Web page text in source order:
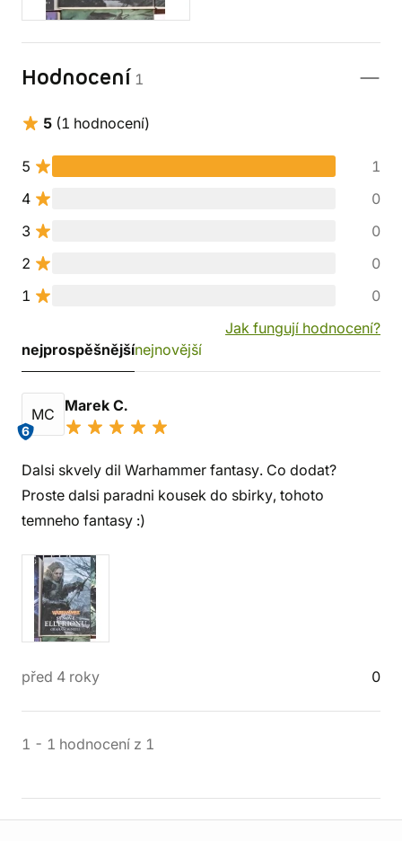
Hodnocení 1
5 (1 hodnocení)
5
1
4
0
3
0
2
0
1
0
Jak fungují hodnocení?
nejprospěšnějšínejnovější
MC
6
Marek C.
Dalsi skvely dil Warhammer fantasy. Co dodat?
Proste dalsi paradni kousek do sbirky, tohoto
temneho fantasy :)
před 4 roky 0
1 - 1 hodnocení z 1